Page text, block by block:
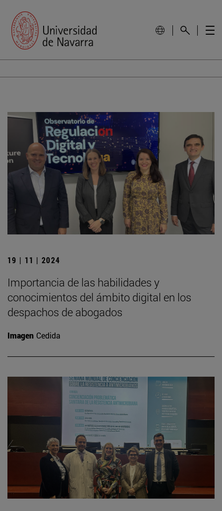
19 | 11 | 2024
Importancia de las habilidades y
conocimientos del ámbito digital en los
despachos de abogados
Imagen Cedida